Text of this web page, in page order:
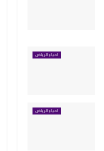
احياء الرياض
احياء الرياض